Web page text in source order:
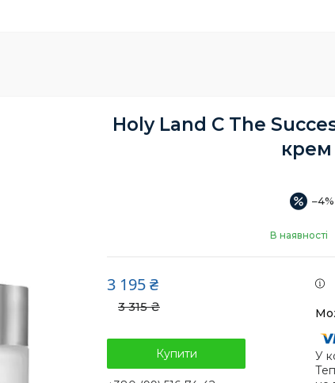
Holy Land C The
крем
–4%
В наявності
3 315 ₴
3 195 ₴
Купити
У